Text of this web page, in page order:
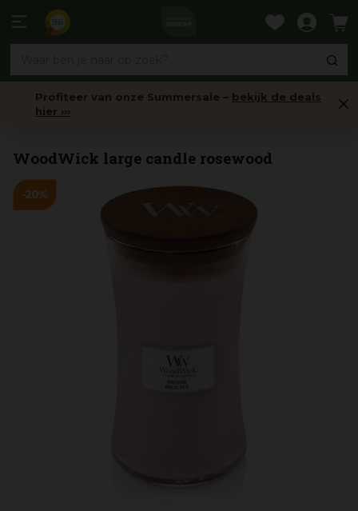
naar
Profiteer van onze Summersale – bekijk de deals
hier ›››
WoodWick large candle rosewood